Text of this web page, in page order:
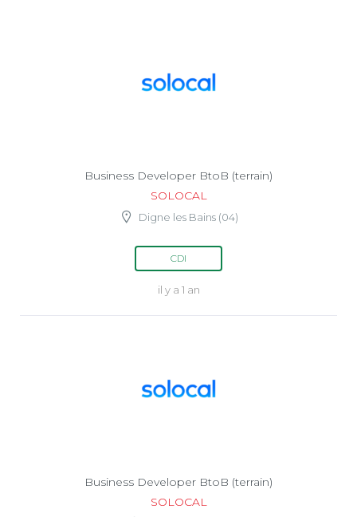
Business Developer BtoB (terrain)
SOLOCAL
Digne les Bains (04)
CDI
il y a 1 an
Business Developer BtoB (terrain)
SOLOCAL